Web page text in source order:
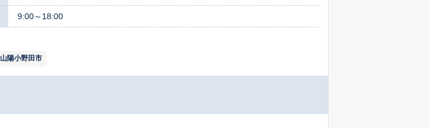
9:00～18:00
山陽小野田市